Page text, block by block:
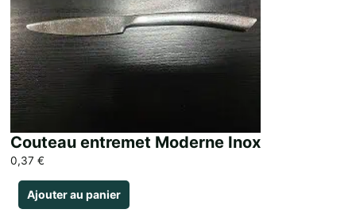
Couteau entremet Moderne Inox
0,37 €
Ajouter au panier